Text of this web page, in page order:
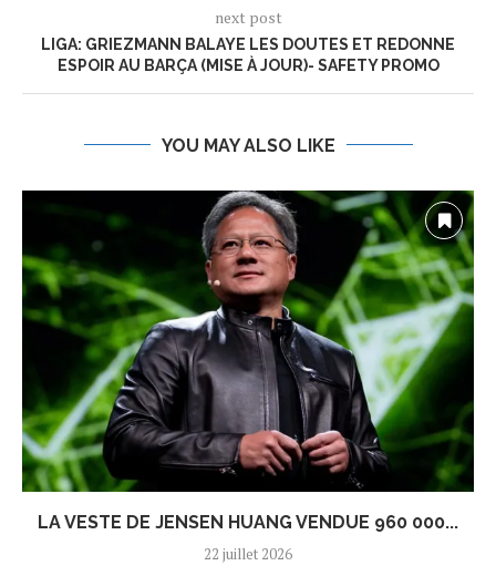
next post
LIGA: GRIEZMANN BALAYE LES DOUTES ET REDONNE
ESPOIR AU BARÇA (MISE À JOUR)- SAFETY PROMO
YOU MAY ALSO LIKE
LA VESTE DE JENSEN HUANG VENDUE 960 000...
22 juillet 2026